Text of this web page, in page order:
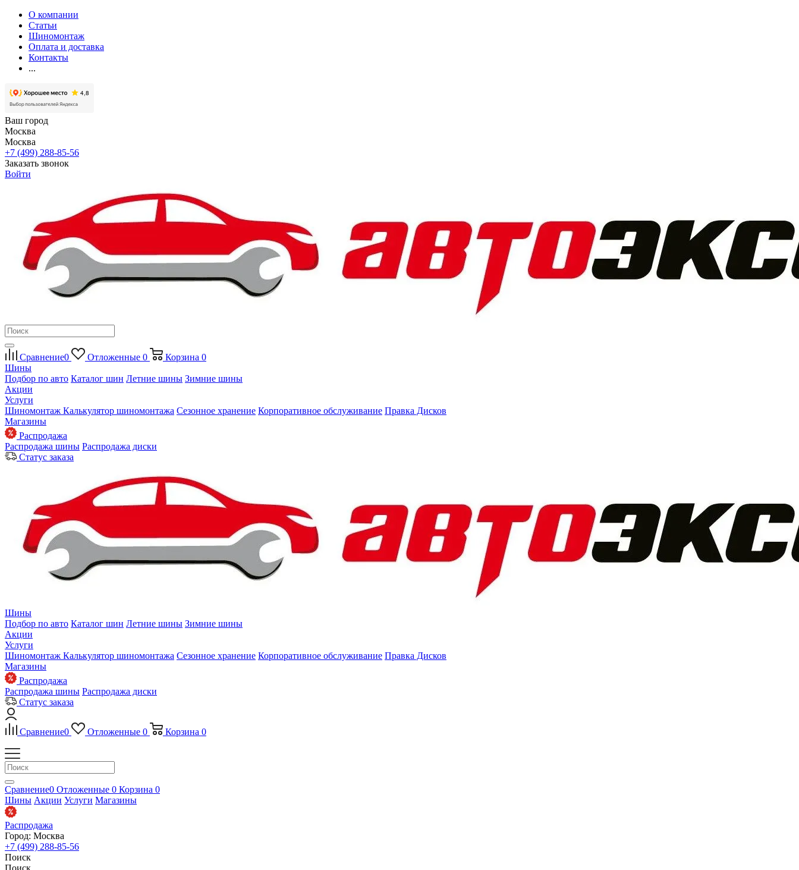
О компании
Статьи
Шиномонтаж
Оплата и доставка
Контакты
...
Ваш город
Москва
Москва
+7 (499) 288-85-56
Заказать звонок
Войти
Сравнение0 Отложенные 0 Корзина 0
Шины
Подбор по авто Каталог шин Летние шины Зимние шины
Акции
Услуги
Шиномонтаж Калькулятор шиномонтажа Сезонное хранение Корпоративное обслуживание Правка Дисков
Магазины
Распродажа
Распродажа шины Распродажа диски
Статус заказа
Шины
Подбор по авто Каталог шин Летние шины Зимние шины
Акции
Услуги
Шиномонтаж Калькулятор шиномонтажа Сезонное хранение Корпоративное обслуживание Правка Дисков
Магазины
Распродажа
Распродажа шины Распродажа диски
Статус заказа
Сравнение0 Отложенные 0 Корзина 0
Сравнение0 Отложенные 0 Корзина 0
Шины Акции Услуги Магазины
Распродажа
Город: Москва
+7 (499) 288-85-56
Поиск
Поиск